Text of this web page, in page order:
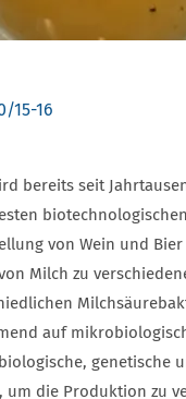
15-16
bereits seit
von Wein und
Milch zu
auf
genetische
um die Produktion zu